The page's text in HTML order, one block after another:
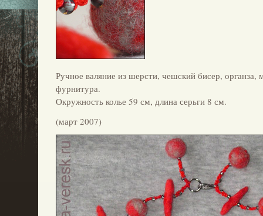
Ручное валяние из шерсти, чешский бисер, органза,
фурнитура.
Окружность колье 59 см, длина серьги 8 см.
(март 2007)